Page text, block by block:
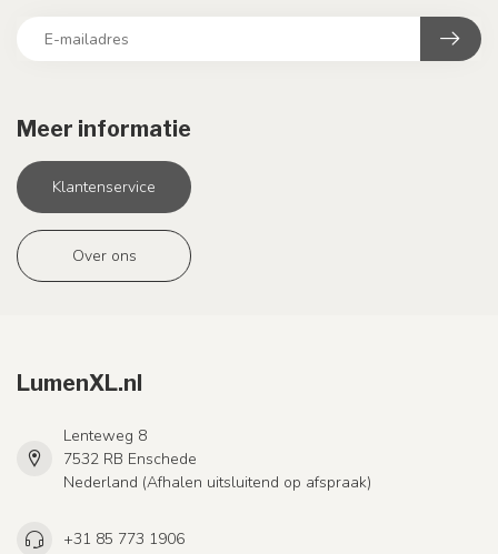
Meer informatie
Klantenservice
Over ons
LumenXL.nl
Lenteweg 8
7532 RB Enschede
Nederland (Afhalen uitsluitend op afspraak)
+31 85 773 1906